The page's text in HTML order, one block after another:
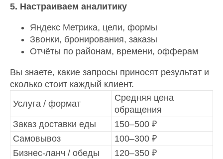
5. Настраиваем аналитику
Яндекс Метрика, цели, формы
Звонки, бронирования, заказы
Отчёты по районам, времени, офферам
Вы знаете, какие запросы приносят результат и
сколько стоит каждый клиент.
Услуга / формат
Средняя цена
обращения
Заказ доставки еды
150–500 ₽
Самовывоз
100–300 ₽
Бизнес-ланч / обеды
120–350 ₽